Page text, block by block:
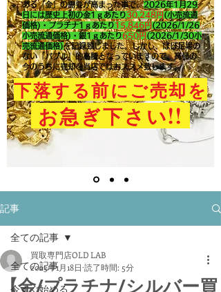
ある「金」の需要が高まった事で、2026年1月29
日には歴史上初の金1ｇあたり30,248円 (小売流通
価格)・プラチナ1ｇあたり15,846円 (2026/1/26
小売流通価格)・銀1ｇあたり650円 (2026/1/30小
売流通価格)を記録致しました。​しかし、ほぼ足場の
ない「バブル」的高騰となっていますので、高値の
今のうちに売却を当店ではおススメ致します。
下落する前にご売却を
お急ぎ下さい!!
記事
全ての記事
今すぐ始める
全ての記事
【金/プラチナ/シルバー買
買取専門店OLD LAB
2023年1月18日 読了時間: 5分